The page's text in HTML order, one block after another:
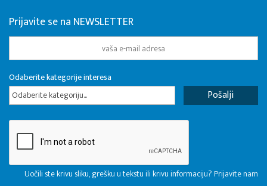
Prijavite se na NEWSLETTER
Odaberite kategorije interesa
Odaberite kategoriju...
Uočili ste krivu sliku, grešku u tekstu ili krivu informaciju? Prijavite nam